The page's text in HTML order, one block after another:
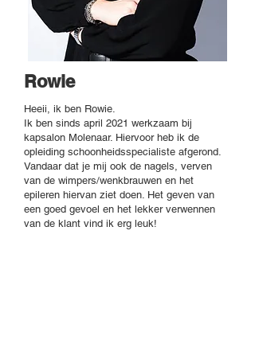
Rowie
Heeii, ik ben Rowie.
Ik ben sinds april 2021 werkzaam bij
kapsalon Molenaar. Hiervoor heb ik de
opleiding schoonheidsspecialiste afgerond.
Vandaar dat je mij ook de nagels, verven
van de wimpers/wenkbrauwen en het
epileren hiervan ziet doen. Het geven van
een goed gevoel en het lekker verwennen
van de klant vind ik erg leuk!